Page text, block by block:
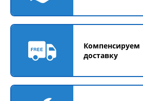
Компенсируем
доставку